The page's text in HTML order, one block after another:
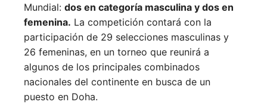
Mundial: dos en categoría masculina y dos en
femenina. La competición contará con la
participación de 29 selecciones masculinas y
26 femeninas, en un torneo que reunirá a
algunos de los principales combinados
nacionales del continente en busca de un
puesto en Doha.